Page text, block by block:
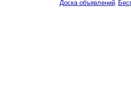
Доска объявлений.